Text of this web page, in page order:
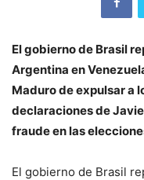
El gobierno de Brasil
Argentina en
Maduro de expulsar a
declaraciones de
fraude en las
El gobierno de Brasil